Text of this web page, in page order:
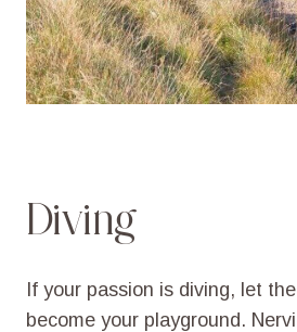
Diving
If your passion is diving, let the
become your playground. Nervi